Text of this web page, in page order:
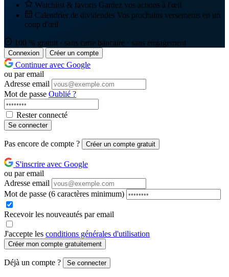
Watchlist & favoris Gardez vos actions à l'œil
Calendrier de dividendes Vos prochains versements en un
coup d'œil
100 % gratuit · sans carte bancaire · sans engagement
Connexion Créer un compte
Continuer avec Google
ou par email
Adresse email
Mot de passe Oublié ?
Rester connecté
Se connecter
Pas encore de compte ? Créer un compte gratuit
S'inscrire avec Google
ou par email
Adresse email
Mot de passe (6 caractères minimum)
Recevoir les nouveautés par email
J'accepte les conditions générales d'utilisation
Créer mon compte gratuitement
Déjà un compte ? Se connecter